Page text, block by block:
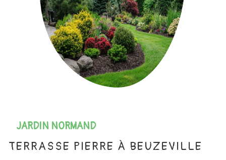
JARDIN NORMAND
TERRASSE PIERRE À BEUZEVILLE